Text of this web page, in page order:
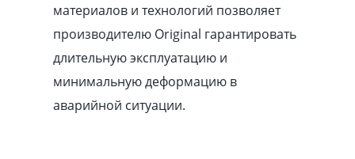
материалов и технологий позволяет
производителю Original гарантировать
длительную эксплуатацию и
минимальную деформацию в
аварийной ситуации.